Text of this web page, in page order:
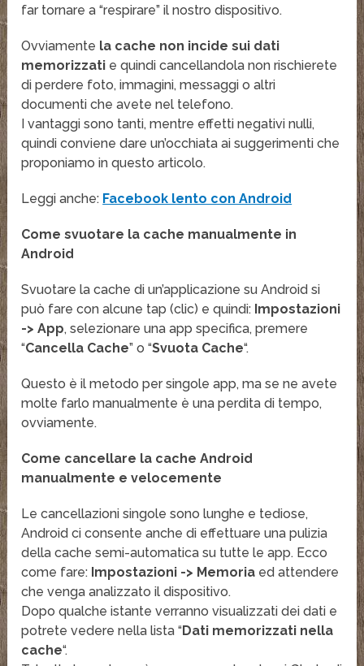
far tornare a “respirare” il nostro dispositivo.
Ovviamente la cache non incide sui dati
memorizzati e quindi cancellandola non rischierete
di perdere foto, immagini, messaggi o altri
documenti che avete nel telefono.
I vantaggi sono tanti, mentre effetti negativi nulli,
quindi conviene dare un’occhiata ai suggerimenti che
proponiamo in questo articolo.
Leggi anche: Facebook lento con Android
Come svuotare la cache manualmente in
Android
Svuotare la cache di un’applicazione su Android si
può fare con alcune tap (clic) e quindi: Impostazioni
-> App, selezionare una app specifica, premere
“Cancella Cache” o “Svuota Cache“.
Questo è il metodo per singole app, ma se ne avete
molte farlo manualmente è una perdita di tempo,
ovviamente.
Come cancellare la cache Android
manualmente e velocemente
Le cancellazioni singole sono lunghe e tediose,
Android ci consente anche di effettuare una pulizia
della cache semi-automatica su tutte le app. Ecco
come fare: Impostazioni -> Memoria ed attendere
che venga analizzato il dispositivo.
Dopo qualche istante verranno visualizzati dei dati e
potrete vedere nella lista “Dati memorizzati nella
cache“.